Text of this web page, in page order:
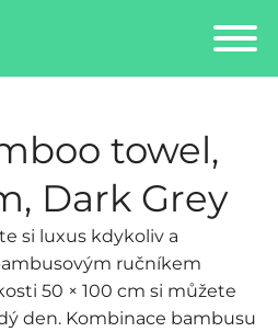
towel,
Dark Grey
si luxus kdykoliv a
ručníkem
50 × 100 cm si můžete
den. Kombinace bambusu